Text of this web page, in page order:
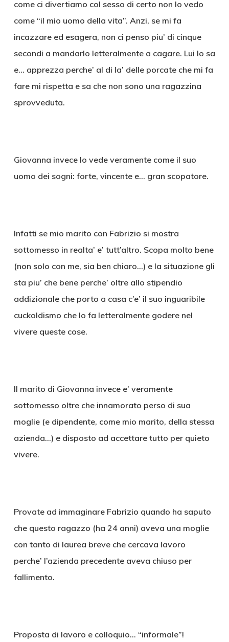
come ci divertiamo col sesso di certo non lo vedo
come “il mio uomo della vita”. Anzi, se mi fa
incazzare ed esagera, non ci penso piu’ di cinque
secondi a mandarlo letteralmente a cagare. Lui lo sa
e… apprezza perche’ al di la’ delle porcate che mi fa
fare mi rispetta e sa che non sono una ragazzina
sprovveduta.
Giovanna invece lo vede veramente come il suo
uomo dei sogni: forte, vincente e… gran scopatore.
Infatti se mio marito con Fabrizio si mostra
sottomesso in realta’ e’ tutt’altro. Scopa molto bene
(non solo con me, sia ben chiaro…) e la situazione gli
sta piu’ che bene perche’ oltre allo stipendio
addizionale che porto a casa c’e’ il suo inguaribile
cuckoldismo che lo fa letteralmente godere nel
vivere queste cose.
Il marito di Giovanna invece e’ veramente
sottomesso oltre che innamorato perso di sua
moglie (e dipendente, come mio marito, della stessa
azienda…) e disposto ad accettare tutto per quieto
vivere.
Provate ad immaginare Fabrizio quando ha saputo
che questo ragazzo (ha 24 anni) aveva una moglie
con tanto di laurea breve che cercava lavoro
perche’ l’azienda precedente aveva chiuso per
fallimento.
Proposta di lavoro e colloquio… “informale”!